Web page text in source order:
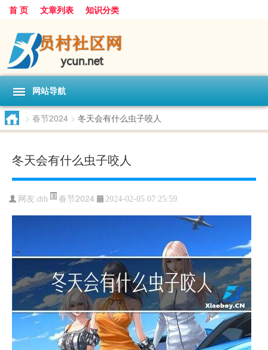
首 页 文章列表 知识分类
网站导航
> 春节2024 > 冬天会有什么虫子咬人
冬天会有什么虫子咬人
网友:dth 春节2024 2024-02-05 07:25:59